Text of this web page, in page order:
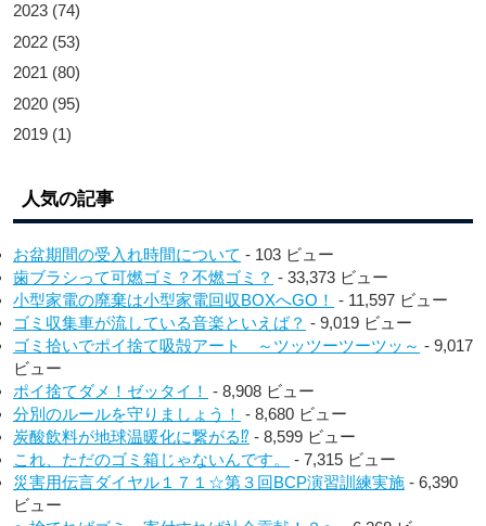
2023 (74)
2022 (53)
2021 (80)
2020 (95)
2019 (1)
人気の記事
お盆期間の受入れ時間について - 103 ビュー
歯ブラシって可燃ゴミ？不燃ゴミ？ - 33,373 ビュー
小型家電の廃棄は小型家電回収BOXへGO！ - 11,597 ビュー
ゴミ収集車が流している音楽といえば？ - 9,019 ビュー
ゴミ拾いでポイ捨て吸殻アート ～ツッツーツーツッ～ - 9,017
ビュー
ポイ捨てダメ！ゼッタイ！ - 8,908 ビュー
分別のルールを守りましょう！ - 8,680 ビュー
炭酸飲料が地球温暖化に繋がる⁉︎ - 8,599 ビュー
これ、ただのゴミ箱じゃないんです。
- 7,315 ビュー
災害用伝言ダイヤル１７１☆第３回BCP演習訓練実施 - 6,390
ビュー